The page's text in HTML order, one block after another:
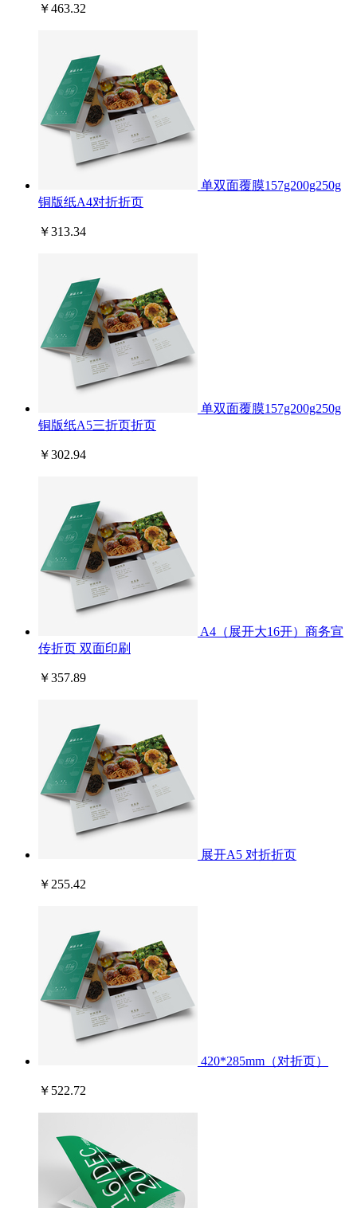
￥463.32
单双面覆膜157g200g250g
铜版纸A4对折折页
￥313.34
单双面覆膜157g200g250g
铜版纸A5三折页折页
￥302.94
A4（展开大16开）商务宣
传折页 双面印刷
￥357.89
展开A5 对折折页
￥255.42
420*285mm（对折页）
￥522.72